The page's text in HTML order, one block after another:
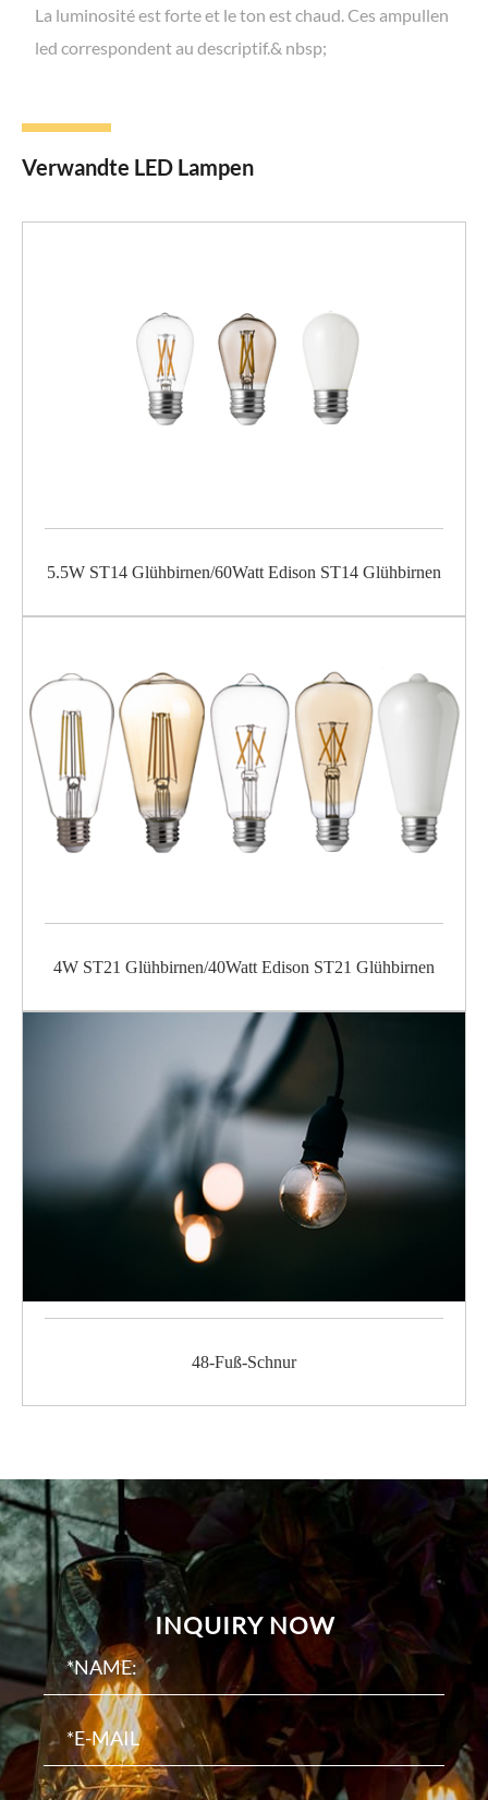
La luminosité est forte et le ton est chaud. Ces ampullen
led correspondent au descriptif.& nbsp;
Verwandte LED Lampen
5.5W ST14 Glühbirnen/60Watt Edison ST14 Glühbirnen
4W ST21 Glühbirnen/40Watt Edison ST21 Glühbirnen
48-Fuß-Schnur
INQUIRY NOW